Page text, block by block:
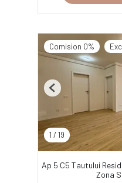
Comision 0%
1 / 19
Previous
Ap 5 C5 Tautului
Zona